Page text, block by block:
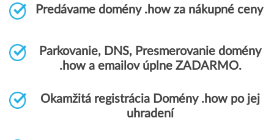
Predávame domény .how za nákupné ceny
Parkovanie, DNS, Presmerovanie domény
.how a emailov úplne ZADARMO.
Okamžitá registrácia Domény .how po jej
uhradení